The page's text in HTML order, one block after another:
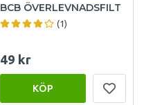
BCB ÖVERLEVNADSFILT
(1)
49 kr
KÖP